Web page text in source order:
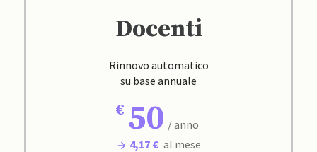
Docenti
Rinnovo automatico
su base annuale
50 / anno
4,17 € al mese